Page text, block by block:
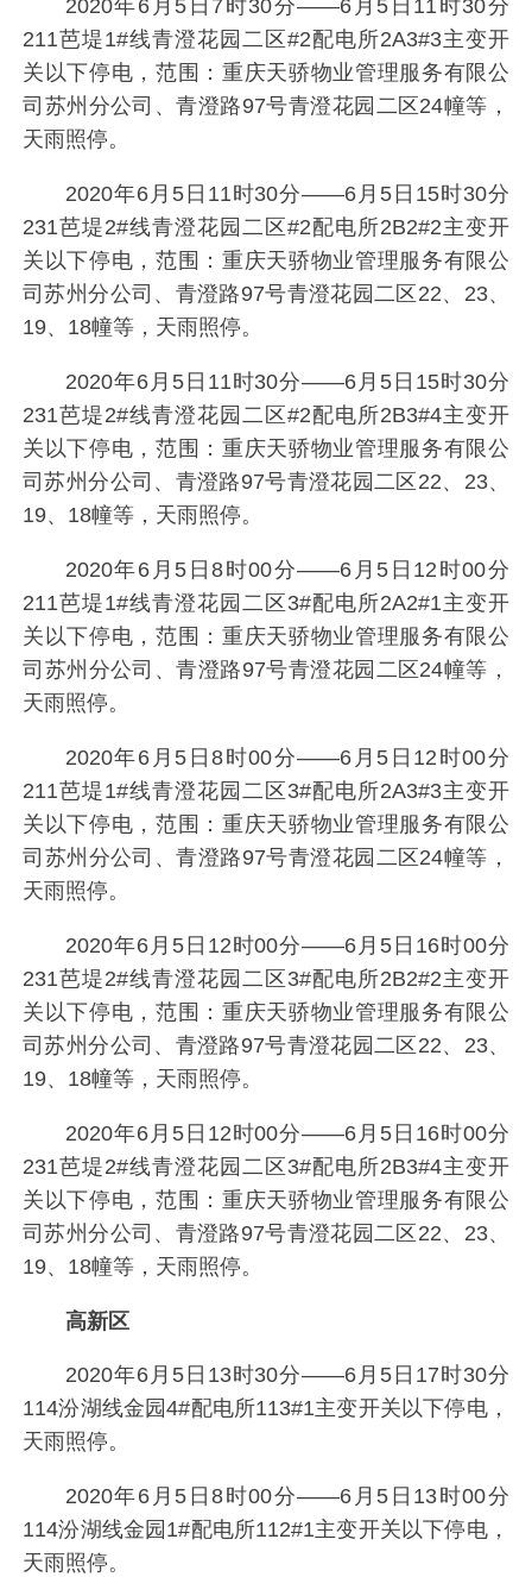
2020年6月5日7时30分——6月5日11时30分
211芭堤1#线青澄花园二区#2配电所2A3#3主变开
关以下停电，范围：重庆天骄物业管理服务有限公
司苏州分公司、青澄路97号青澄花园二区24幢等，
天雨照停。
2020年6月5日11时30分——6月5日15时30分
231芭堤2#线青澄花园二区#2配电所2B2#2主变开
关以下停电，范围：重庆天骄物业管理服务有限公
司苏州分公司、青澄路97号青澄花园二区22、23、
19、18幢等，天雨照停。
2020年6月5日11时30分——6月5日15时30分
231芭堤2#线青澄花园二区#2配电所2B3#4主变开
关以下停电，范围：重庆天骄物业管理服务有限公
司苏州分公司、青澄路97号青澄花园二区22、23、
19、18幢等，天雨照停。
2020年6月5日8时00分——6月5日12时00分
211芭堤1#线青澄花园二区3#配电所2A2#1主变开
关以下停电，范围：重庆天骄物业管理服务有限公
司苏州分公司、青澄路97号青澄花园二区24幢等，
天雨照停。
2020年6月5日8时00分——6月5日12时00分
211芭堤1#线青澄花园二区3#配电所2A3#3主变开
关以下停电，范围：重庆天骄物业管理服务有限公
司苏州分公司、青澄路97号青澄花园二区24幢等，
天雨照停。
2020年6月5日12时00分——6月5日16时00分
231芭堤2#线青澄花园二区3#配电所2B2#2主变开
关以下停电，范围：重庆天骄物业管理服务有限公
司苏州分公司、青澄路97号青澄花园二区22、23、
19、18幢等，天雨照停。
2020年6月5日12时00分——6月5日16时00分
231芭堤2#线青澄花园二区3#配电所2B3#4主变开
关以下停电，范围：重庆天骄物业管理服务有限公
司苏州分公司、青澄路97号青澄花园二区22、23、
19、18幢等，天雨照停。
高新区
2020年6月5日13时30分——6月5日17时30分
114汾湖线金园4#配电所113#1主变开关以下停电，
天雨照停。
2020年6月5日8时00分——6月5日13时00分
114汾湖线金园1#配电所112#1主变开关以下停电，
天雨照停。